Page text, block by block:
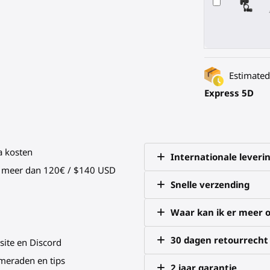
Express 5D
kosten
dan 120€ / $140 USD
en Discord
en tips
Internationale
Snelle verzending
Waar kan ik er meer
30 dagen retourrecht
2 jaar garantie